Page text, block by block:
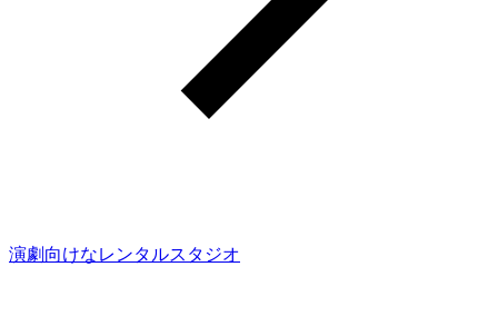
演劇向けなレンタルスタジオ